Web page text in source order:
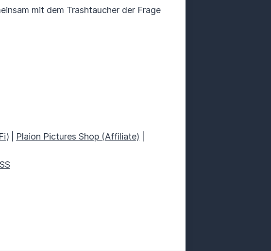
mit dem Trashtaucher der Frage
Plaion Pictures Shop (Affiliate)